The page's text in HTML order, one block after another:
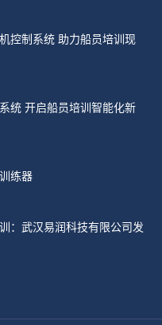
控制系统 助力船员培训现
统 开启船员培训智能化新
练器
：武汉易润科技有限公司发